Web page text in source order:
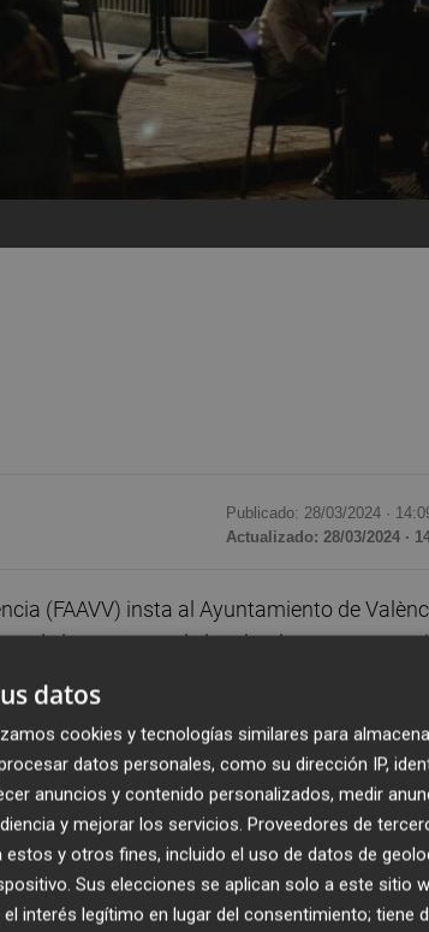
Publicado: 28/03/2024 ·
Actualizado: 28/03/2024 ·
(FAAVV) insta al Ayuntamiento de
de las terrazas de locales, las
a peatones y vecinos: "Es imprescindible
él mismo aprueba".
, exige al Ayuntamiento que vele por
"Ahí tienen mucho que ver los
la Policía Local, así como a técnicos e
y a quienes hay que facilitar su
en un comunicado la presidenta de la
datos
cookies y tecnologías similares para
datos personales, como su dirección IP,
anuncios y contenido personalizados, medir
y mejorar los servicios. Proveedores de
y otros fines, incluido el uso de datos de
Sus elecciones se aplican solo a este sitio
interés legítimo en lugar del consentimiento; tiene